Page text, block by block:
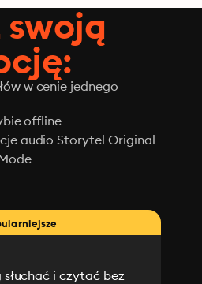
w cenie jednego
offline
audio Storytel Original
i czytać bez